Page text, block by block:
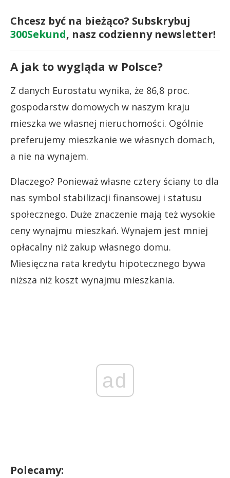
Chcesz być na bieżąco? Subskrybuj
300Sekund, nasz codzienny newsletter!
A jak to wygląda w Polsce?
Z danych Eurostatu wynika, że 86,8 proc.
gospodarstw domowych w naszym kraju
mieszka we własnej nieruchomości. Ogólnie
preferujemy mieszkanie we własnych domach,
a nie na wynajem.
Dlaczego? Ponieważ własne cztery ściany to dla
nas symbol stabilizacji finansowej i statusu
społecznego. Duże znaczenie mają też wysokie
ceny wynajmu mieszkań. Wynajem jest mniej
opłacalny niż zakup własnego domu.
Miesięczna rata kredytu hipotecznego bywa
niższa niż koszt wynajmu mieszkania.
ad
Polecamy: